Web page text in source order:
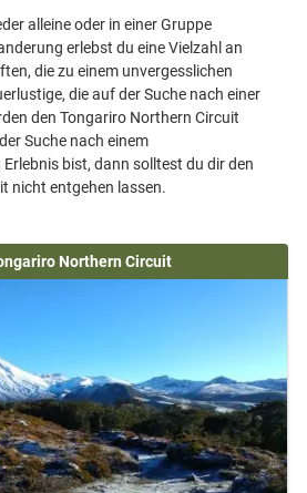
alleine oder in einer Gruppe
erlebst du eine Vielzahl an
die zu einem unvergesslichen
die auf der Suche nach einer
den Tongariro Northern Circuit
Suche nach einem
bist, dann solltest du dir den
Northern Circuit